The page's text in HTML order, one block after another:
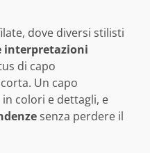
dove diversi stilisti
interpretazioni
di capo
Un capo
colori e dettagli, e
senza perdere il